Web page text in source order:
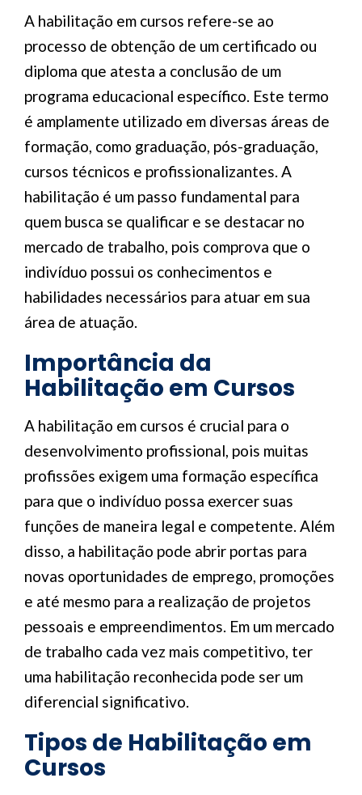
A habilitação em cursos refere-se ao
processo de obtenção de um certificado ou
diploma que atesta a conclusão de um
programa educacional específico. Este termo
é amplamente utilizado em diversas áreas de
formação, como graduação, pós-graduação,
cursos técnicos e profissionalizantes. A
habilitação é um passo fundamental para
quem busca se qualificar e se destacar no
mercado de trabalho, pois comprova que o
indivíduo possui os conhecimentos e
habilidades necessários para atuar em sua
área de atuação.
Importância da
Habilitação em Cursos
A habilitação em cursos é crucial para o
desenvolvimento profissional, pois muitas
profissões exigem uma formação específica
para que o indivíduo possa exercer suas
funções de maneira legal e competente. Além
disso, a habilitação pode abrir portas para
novas oportunidades de emprego, promoções
e até mesmo para a realização de projetos
pessoais e empreendimentos. Em um mercado
de trabalho cada vez mais competitivo, ter
uma habilitação reconhecida pode ser um
diferencial significativo.
Tipos de Habilitação em
Cursos